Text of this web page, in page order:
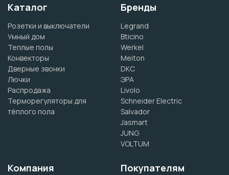
Каталог
Розетки и выключатели
Умный дом
Теплые полы
Конвекторы
Дверные звонки
Лючки
Распродажа
Терморегуляторы для
тёплого пола
Бренды
Legrand
Bticino
Werkel
Meiton
DKC
ЭРА
Livolo
Schneider Electric
Salvador
Jasmart
JUNG
VOLTUM
Компания Покупателям